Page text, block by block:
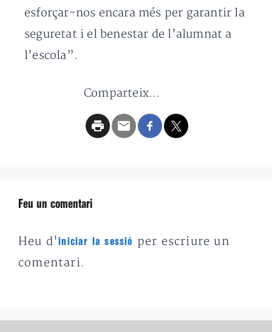
esforçar-nos encara més per garantir la
seguretat i el benestar de l’alumnat a
l’escola”.
Comparteix...
Feu un comentari
Heu d'iniciar la sessió
per escriure un
comentari.